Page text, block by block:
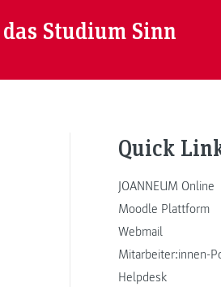
Studium Sinn
Quick
JOANNEUM Online
Moodle Plattform
Webmail
Mitarbeiter:innen-
Helpdesk